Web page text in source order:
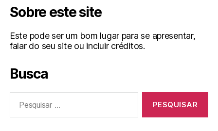
Sobre este site
Este pode ser um bom lugar para se apresentar,
falar do seu site ou incluir créditos.
Busca
por: